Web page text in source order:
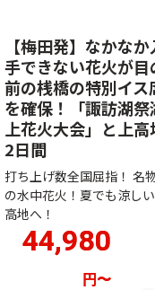
【梅田発】なかなか
手できない花火が目
前の桟橋の特別イス
を確保！「諏訪湖祭
上花火大会」と上高
2日間
打ち上げ数全国屈指！ 名
の水中花火！夏でも涼し
高地へ！
44,980
円〜